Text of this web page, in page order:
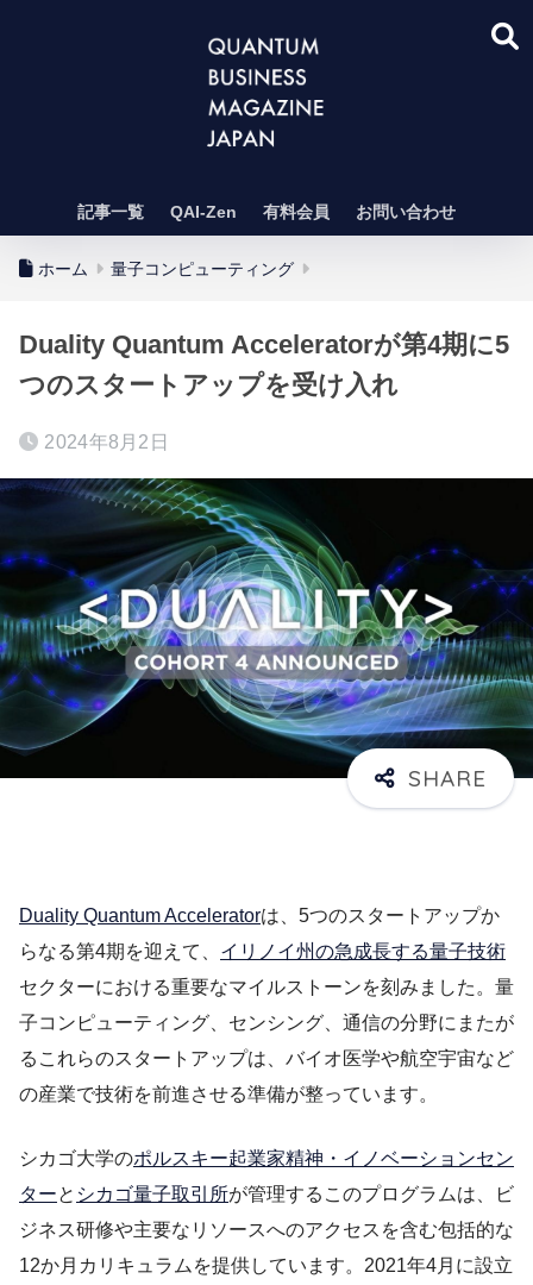
記事一覧 QAI-Zen 有料会員 お問い合わせ
ホーム 量子コンピューティング
Duality Quantum Acceleratorが第4期に5
つのスタートアップを受け入れ
2024年8月2日
Duality Quantum Acceleratorは、5つのスタートアップか
らなる第4期を迎えて、 イリノイ州の急成長する量子技術
セクターにおける重要なマイルストーンを刻みました。量
子コンピューティング、センシング、通信の分野にまたが
るこれらのスタートアップは、バイオ医学や航空宇宙など
の産業で技術を前進させる準備が整っています。
シカゴ大学のポルスキー起業家精神・イノベーションセン
ターと シカゴ量子取引所が管理するこのプログラムは、ビ
ジネス研修や主要なリソースへのアクセスを含む包括的な
12か月カリキュラムを提供しています。2021年4月に設立